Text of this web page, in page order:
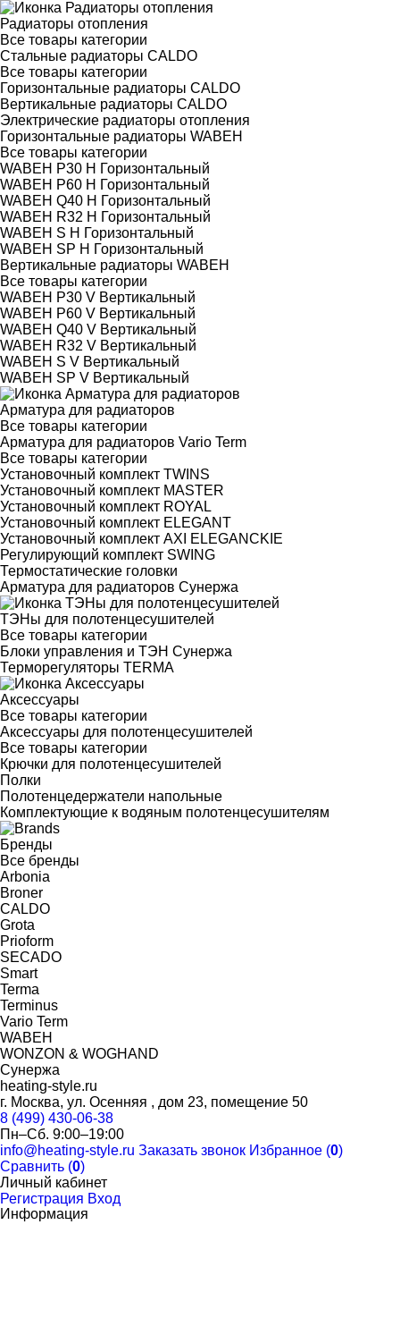
Радиаторы отопления
Все товары категории
Стальные радиаторы CALDO
Все товары категории
Горизонтальные радиаторы CALDO
Вертикальные радиаторы CALDO
Электрические радиаторы отопления
Горизонтальные радиаторы WABEH
Все товары категории
WABEH P30 H Горизонтальный
WABEH P60 H Горизонтальный
WABEH Q40 H Горизонтальный
WABEH R32 H Горизонтальный
WABEH S H Горизонтальный
WABEH SP H Горизонтальный
Вертикальные радиаторы WABEH
Все товары категории
WABEH P30 V Вертикальный
WABEH P60 V Вертикальный
WABEH Q40 V Вертикальный
WABEH R32 V Вертикальный
WABEH S V Вертикальный
WABEH SP V Вертикальный
Арматура для радиаторов
Все товары категории
Арматура для радиаторов Vario Term
Все товары категории
Установочный комплект TWINS
Установочный комплект MASTER
Установочный комплект ROYAL
Установочный комплект ELEGANT
Установочный комплект AXI ELEGANCKIE
Регулирующий комплект SWING
Термостатические головки
Арматура для радиаторов Сунержа
ТЭНы для полотенцесушителей
Все товары категории
Блоки управления и ТЭН Сунержа
Терморегуляторы TERMA
Аксессуары
Все товары категории
Аксессуары для полотенцесушителей
Все товары категории
Крючки для полотенцесушителей
Полки
Полотенцедержатели напольные
Комплектующие к водяным полотенцесушителям
Бренды
Все бренды
Arbonia
Broner
CALDO
Grota
Prioform
SECADO
Smart
Terma
Terminus
Vario Term
WABEH
WONZON & WOGHAND
Сунержа
heating-style.ru
г. Москва, ул. Осенняя , дом 23, помещение 50
8 (499) 430-06-38
Пн–Сб. 9:00–19:00
info@heating-style.ru Заказать звонок Избранное (0)
Сравнить (0)
Личный кабинет
Регистрация Вход
Информация